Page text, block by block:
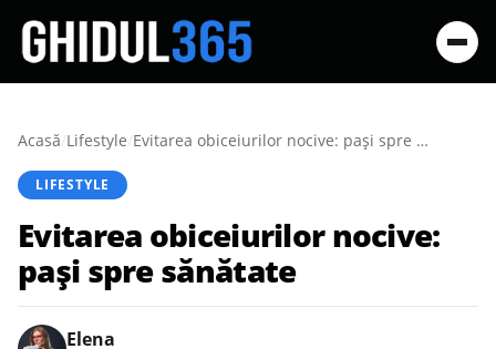
Acasă/Lifestyle/ Evitarea obiceiurilor nocive: pași spre sănătate
LIFESTYLE
Evitarea obiceiurilor nocive:
pași spre sănătate
Elena